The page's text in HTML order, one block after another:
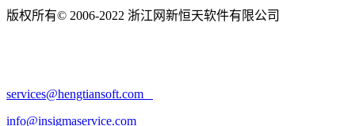
版权所有© 2006-2022 浙江网新恒天软件有限公司
services@hengtiansoft.com
info@insigmaservice.com